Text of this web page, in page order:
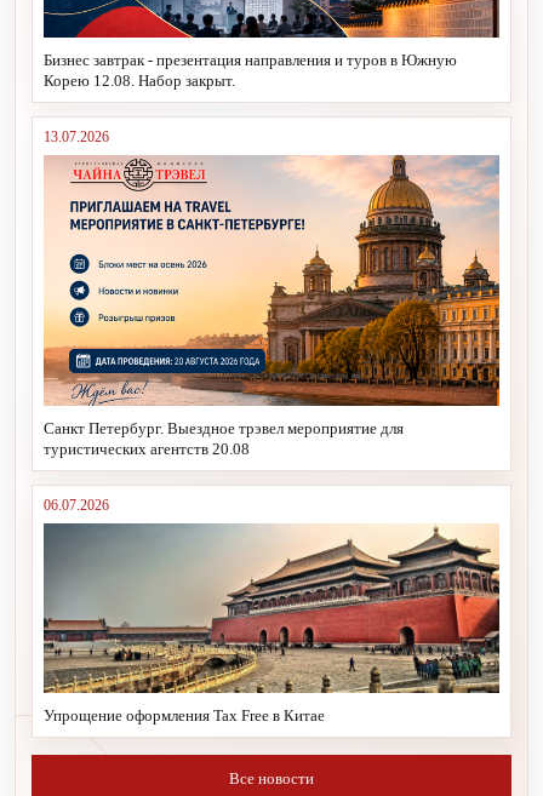
Бизнес завтрак - презентация направления и туров в Южную
Корею 12.08. Набор закрыт.
13.07.2026
Санкт Петербург. Выездное трэвел мероприятие для
туристических агентств 20.08
06.07.2026
Упрощение оформления Tax Free в Китае
Все новости